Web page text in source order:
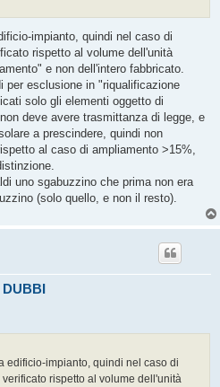
impianto, quindi nel caso di
rispetto al volume dell'unità
e non dell'intero fabbricato.
per esclusione in "riqualificazione
solo gli elementi oggetto di
deve avere trasmittanza di legge, e
a prescindere, quindi non
al caso di ampliamento >15%,
uno sgabuzzino che prima non era
(solo quello, e non il resto).
DUBBI
edificio-impianto, quindi nel caso di
rispetto al volume dell'unità